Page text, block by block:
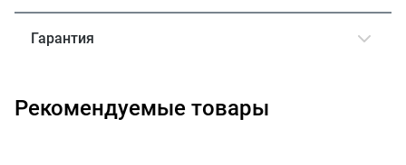
Гарантия
Рекомендуемые товары